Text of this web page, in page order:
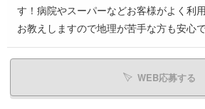
す！病院やスーパーなどお客様がよく利
お教えしますので地理が苦手な方も安心
WEB応募する